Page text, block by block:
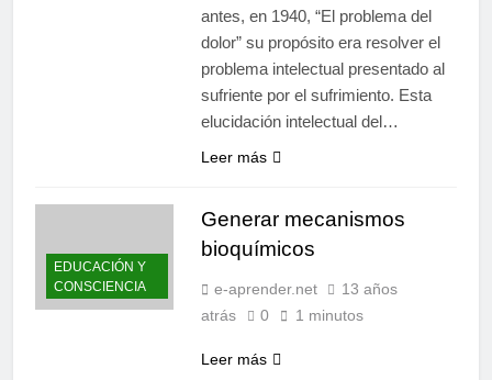
antes, en 1940, “El problema del
dolor” su propósito era resolver el
problema intelectual presentado al
sufriente por el sufrimiento. Esta
elucidación intelectual del…
Leer más
EDUCACIÓN Y
CONSCIENCIA
Generar mecanismos
bioquímicos
e-aprender.net
13 años
atrás
0 1 minutos
Leer más